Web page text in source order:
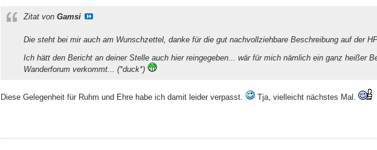
Zitat von Gamsi
Die steht bei mir auch am Wunschzettel, danke für die gut nachvollziehbare Beschreibung auf der
Ich hätt den Bericht an deiner Stelle auch hier reingegeben... wär für mich nämlich ein ganz heißer
Wanderforum verkommt... (*duck*)
Diese Gelegenheit für Ruhm und Ehre habe ich damit leider verpasst. Tja, vielleicht nächstes Mal.